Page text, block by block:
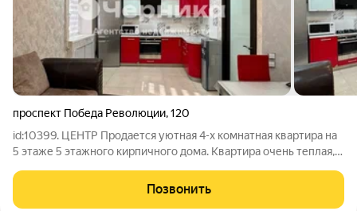
проспект Победа Революции,120
id:10399. ЦЕНТР Продается уютная 4-х комнатная квартира на
5 этаже 5 этажного кирпичного дома. Квартира очень теплая,
Общая площадь 64 кв.м, кухня, гостинная, две спальные
комнаты изолированные,
Позвонить